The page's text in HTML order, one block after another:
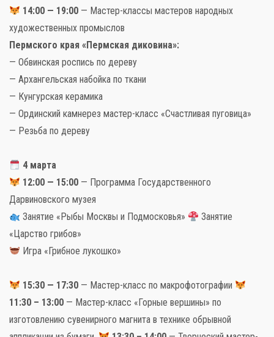
14:00 — 19:00 — Мастер-классы мастеров народных
художественных промыслов
Пермского края «Пермская диковина»:
— Обвинская роспись по дереву
— Архангельская набойка по ткани
— Кунгурская керамика
— Ординский камнерез мастер-класс «Счастливая пуговица»
— Резьба по дереву
4 марта
12:00 — 15:00 — Программа Государственного
Дарвиновского музея
Занятие «Рыбы Москвы и Подмосковья»
Занятие
«Царство грибов»
Игра «Грибное лукошко»
15:30 — 17:30 — Мастер-класс по макрофотографии
11:30 – 13:00 — Мастер-класс «Горные вершины» по
изготовлению сувенирного магнита в технике обрывной